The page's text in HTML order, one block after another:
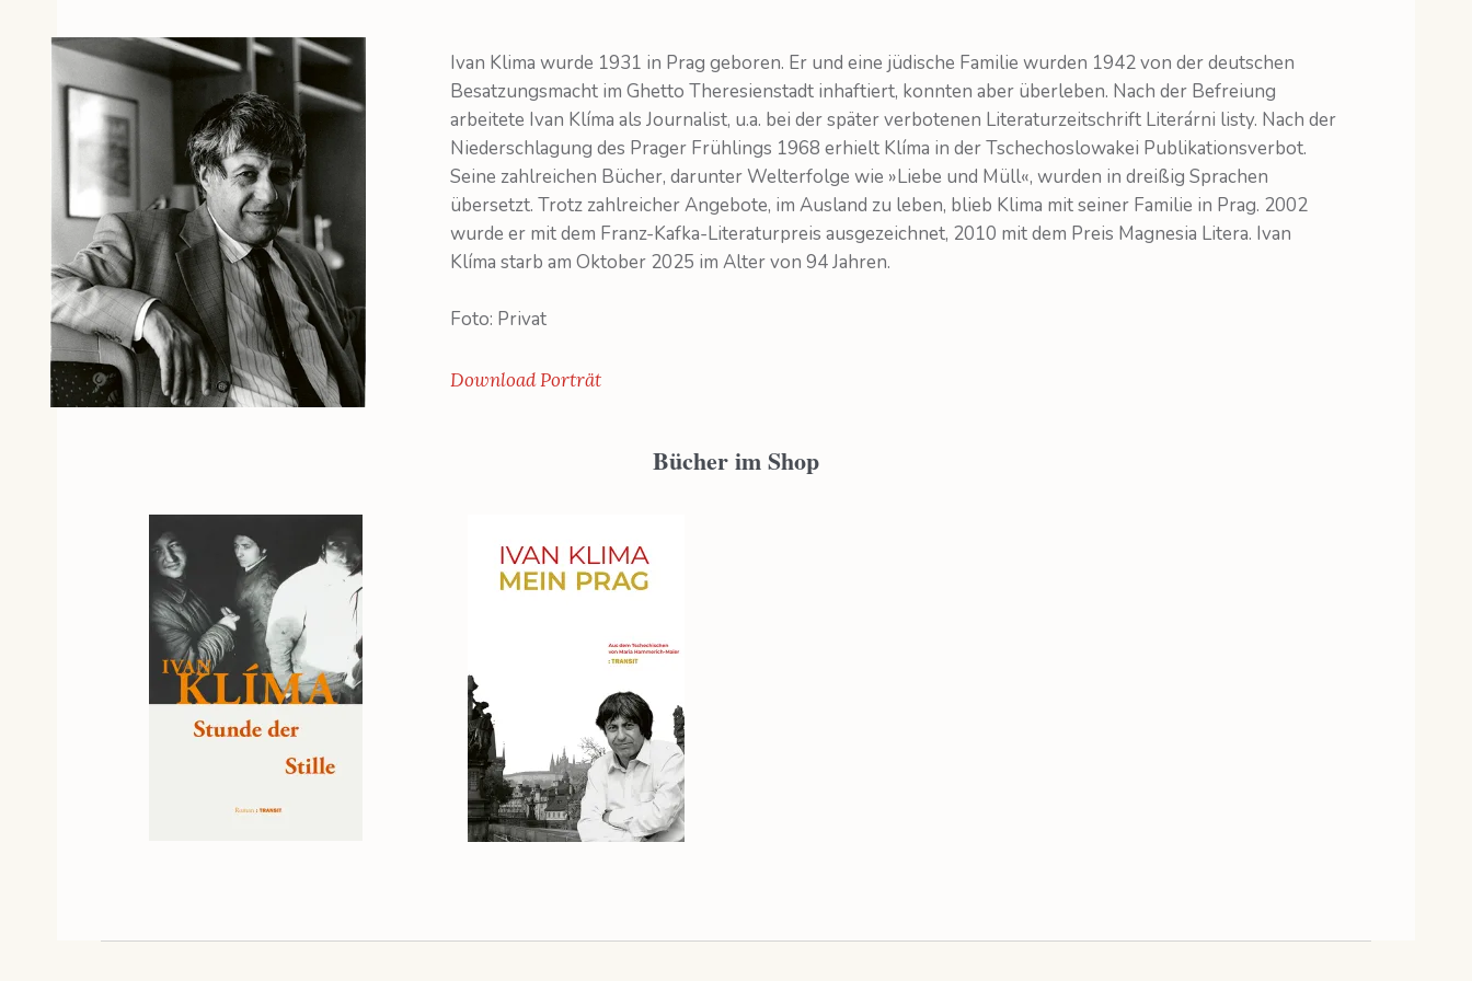
Ivan Klima wurde 1931 in Prag geboren. Er und eine jüdische Familie wurden 1942 von der deutschen
Besatzungsmacht im Ghetto Theresienstadt inhaftiert, konnten aber überleben. Nach der Befreiung
arbeitete Ivan Klíma als Journalist, u.a. bei der später verbotenen Literaturzeitschrift Literárni listy. Nach der
Niederschlagung des Prager Frühlings 1968 erhielt Klíma in der Tschechoslowakei Publikationsverbot.
Seine zahlreichen Bücher, darunter Welterfolge wie »Liebe und Müll«, wurden in dreißig Sprachen
übersetzt. Trotz zahlreicher Angebote, im Ausland zu leben, blieb Klima mit seiner Familie in Prag. 2002
wurde er mit dem Franz-Kafka-Literaturpreis ausgezeichnet, 2010 mit dem Preis Magnesia Litera. Ivan
Klíma starb am Oktober 2025 im Alter von 94 Jahren.
Foto: Privat
Download Porträt
Bücher im Shop